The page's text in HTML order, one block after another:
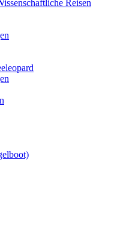
Reisen